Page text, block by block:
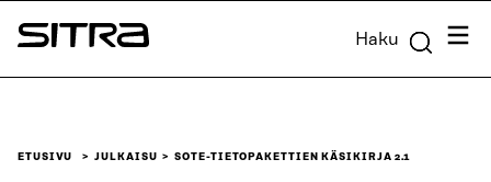
Siirry
suoraan
Sitra Haku
ETUSIVU JULKAISU SOTE-TIETOPAKETTIEN KÄSIKIRJA 2.1